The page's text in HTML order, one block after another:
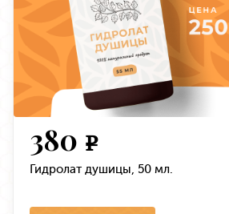
380 e
Гидролат душицы, 50 мл.